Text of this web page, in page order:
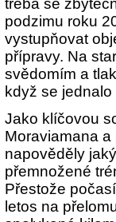
třeba se
podzimu roku
vystupňovat
přípravy. Na
svědomím a
když se
Jako klíčovou
Moraviamana
napověděly
přemnožené
Přestože
letos na